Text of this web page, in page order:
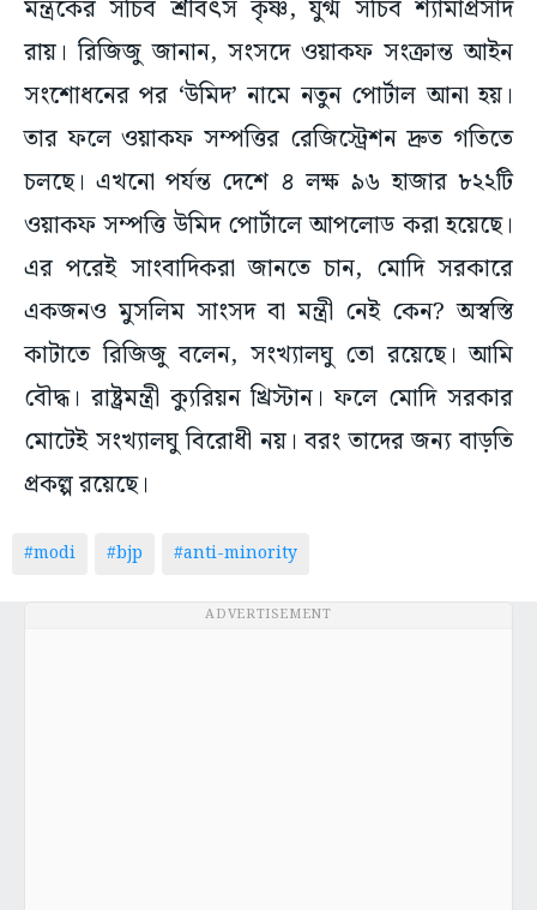
মন্ত্রকের সচিব শ্রীবৎস কৃষ্ণ, যুগ্ম সচিব শ্যামাপ্রসাদ
রায়। রিজিজু জানান, সংসদে ওয়াকফ সংক্রান্ত আইন
সংশোধনের পর ‘উমিদ’ নামে নতুন পোর্টাল আনা হয়।
তার ফলে ওয়াকফ সম্পত্তির রেজিস্ট্রেশন দ্রুত গতিতে
চলছে। এখনো পর্যন্ত দেশে ৪ লক্ষ ৯৬ হাজার ৮২২টি
ওয়াকফ সম্পত্তি উমিদ পোর্টালে আপলোড করা হয়েছে।
এর পরেই সাংবাদিকরা জানতে চান, মোদি সরকারে
একজনও মুসলিম সাংসদ বা মন্ত্রী নেই কেন? অস্বস্তি
কাটাতে রিজিজু বলেন, সংখ্যালঘু তো রয়েছে। আমি
বৌদ্ধ। রাষ্ট্রমন্ত্রী ক্যুরিয়ন খ্রিস্টান। ফলে মোদি সরকার
মোটেই সংখ্যালঘু বিরোধী নয়। বরং তাদের জন্য বাড়তি
প্রকল্প রয়েছে।
#modi #bjp #anti-minority
ADVERTISEMENT